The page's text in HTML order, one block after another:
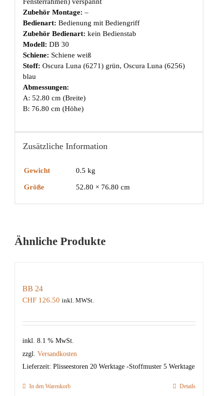
Fensterrahmen) verspannt
Zubehör Montage: –
Bedienart: Bedienung mit Bediengriff
Zubehör Bedienart: kein Bedienstab
Modell: DB 30
Schiene: Schiene weiß
Stoff: Oscura Luna (6271) grün, Oscura Luna (6256)
blau
Abmessungen:
A: 52.80 cm (Breite)
B: 76.80 cm (Höhe)
Zusätzliche Information
Gewicht 0.5 kg
Größe 52.80 × 76.80 cm
Ähnliche Produkte
BB 24
CHF 126.50 inkl. MWSt.
inkl. 8.1 % MwSt.
zzgl. Versandkosten
Lieferzeit: Plisseestoren 20 Werktage -Stoffmuster 5 Werktage
In den Warenkorb Details